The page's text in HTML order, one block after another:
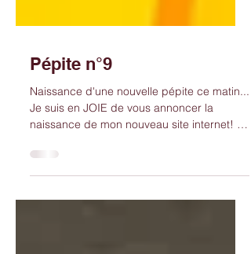
Pépite n°9
Naissance d'une nouvelle pépite ce matin...
naissance de mon nouveau site internet! La
nouvelle...